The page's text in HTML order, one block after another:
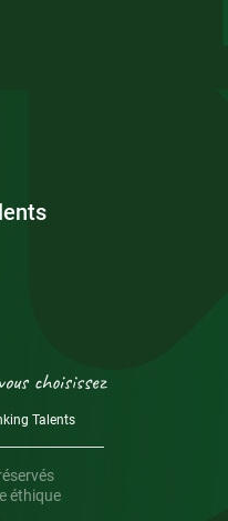
choisissez
Talents
éthique